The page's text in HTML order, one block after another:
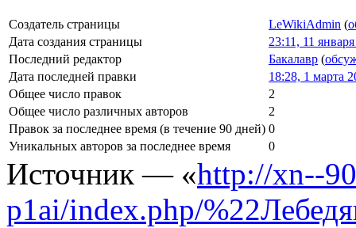
Создатель страницы LeWikiAdmin (
Дата создания страницы
23:11, 11
Последний редактор
Бакалавр (
Дата последней правки
18:28, 1 марта
Общее число правок
2
Общее число различных авторов
2
Правок за последнее время (в течение 90 дней) 0
Уникальных авторов за последнее время
0
Источник — «http://xn--
p1ai/index.php/